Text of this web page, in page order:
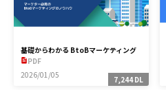
基礎からわかる BtoBマーケティング
実践ガイド【2026年最新版】
PDF
2026/01/05
7,244 DL